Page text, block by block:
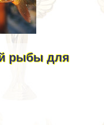
рыбы для